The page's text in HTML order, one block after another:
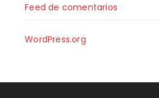
Feed de comentarios
WordPress.org